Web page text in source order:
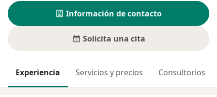
Información de contacto
Solicita una cita
Experiencia Servicios y precios Consultorios